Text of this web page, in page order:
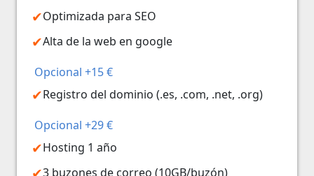
Optimizada para SEO
Alta de la web en google
Opcional +15 €
Registro del dominio (.es, .com, .net, .org)
Opcional +29 €
Hosting 1 año
3 buzones de correo (10GB/buzón)